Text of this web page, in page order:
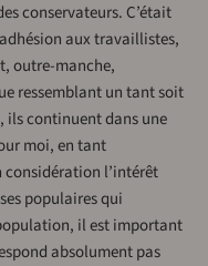
conservateurs. C’était
aux travaillistes,
outre-manche,
ressemblant un tant soit
ils continuent dans une
moi, en tant
considération l’intérêt
populaires qui
il est important
absolument pas